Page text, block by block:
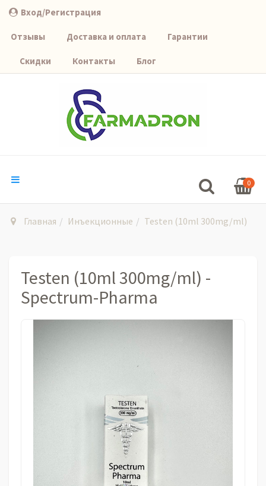
Вход/Регистрация
Отзывы Доставка и оплата Гарантии
Скидки Контакты Блог
0
Главная Инъекционные Testen (10ml 300mg/ml)
Testen (10ml 300mg/ml) -
Spectrum-Pharma